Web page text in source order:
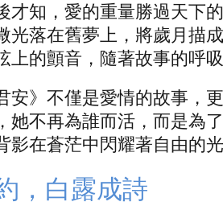
才知，愛的重量勝過天下
光落在舊夢上，將歲月描
上的顫音，隨著故事的呼
安》不僅是愛情的故事，
她不再為誰而活，而是為
影在蒼茫中閃耀著自由的光
，白露成詩